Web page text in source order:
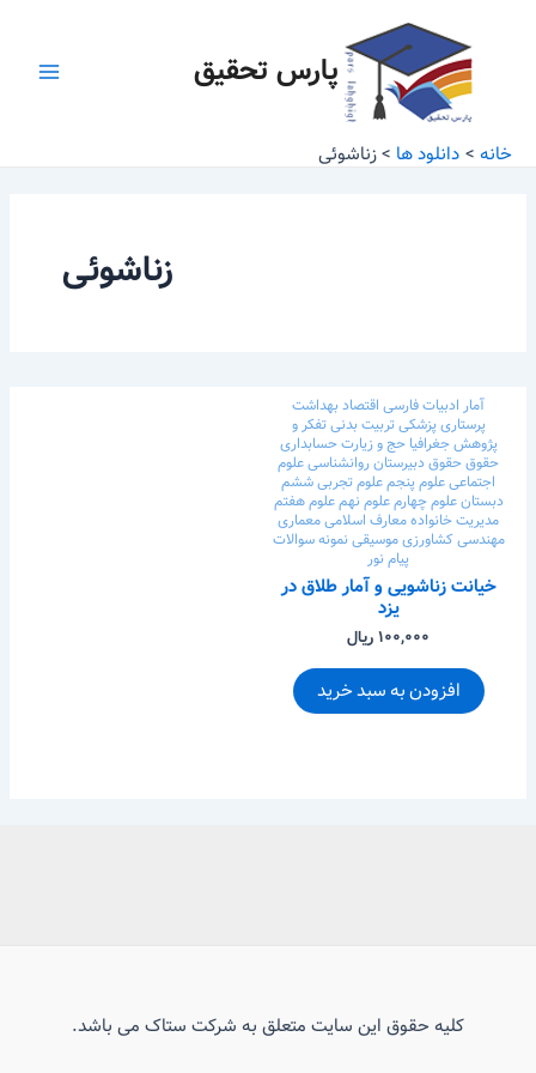
پارس تحقیق
خانه دانلود ها زناشوئی
زناشوئی
آمار ادبیات فارسی اقتصادبهداشت
پرستاریپزشکیتربیت بدنیتفکر و
پژوهشجغرافیاحج و زیارتحسابداری
حقوقحقوقدبیرستانروانشناسیعلوم
اجتماعیعلوم پنجمعلوم تجربی ششم
دبستانعلوم چهارمعلوم نهمعلوم هفتم
مدیریت خانوادهمعارف اسلامیمعماری
مهندسی کشاورزیموسیقینمونه سوالات
پیام نور
خیانت زناشویی و آمار طلاق در
یزد
۱۰۰,۰۰۰ ریال
افزودن به سبد خرید
کلیه حقوق این سایت متعلق به شرکت ستاک می باشد.